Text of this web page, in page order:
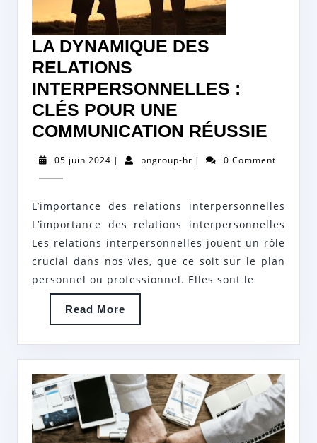
LA DYNAMIQUE DES
RELATIONS
INTERPERSONNELLES :
CLÉS POUR UNE
COMMUNICATION RÉUSSIE
:
CLÉS
05 juin 2024 05| pngroup-hrpngroup-
| 0 Comment
L’importance des relations interpersonnelles
L’importance des relations interpersonnelles
Les relations interpersonnelles jouent un rôle
crucial dans nos vies, que ce soit sur le plan
personnel ou professionnel. Elles sont le
Read More
More